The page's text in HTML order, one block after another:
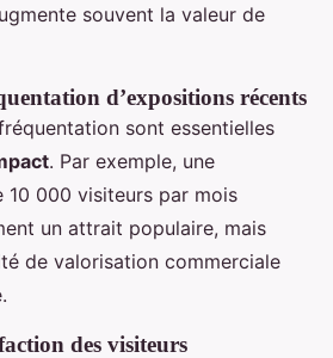
souvent la valeur de
d’expositions récents
sont essentielles
. Par exemple, une
000 visiteurs par mois
un attrait populaire, mais
de valorisation commerciale
des visiteurs